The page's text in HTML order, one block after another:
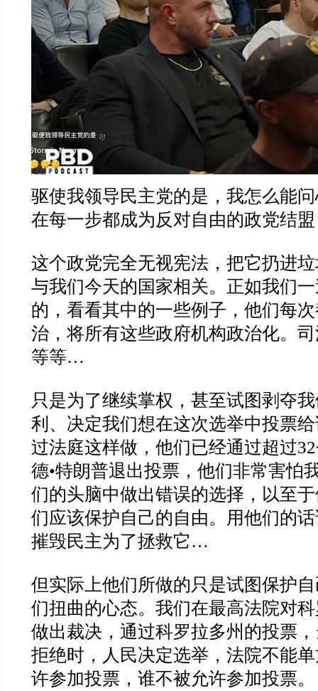
驱使我领导民主党的是，我怎么能
在每一步都成为反对自由的政党结
这个政党完全无视宪法，把它扔进
与我们今天的国家相关。正如我们
的，看看其中的一些例子，他们每
治，将所有这些政府机构政治化。
等等…
只是为了继续掌权，甚至试图剥夺
利、决定我们想在这次选举中投票
过法庭这样做，他们已经通过超过
德•特朗普退出投票，他们非常害怕
们的头脑中做出错误的选择，以至
们应该保护自己的自由。用他们的
摧毁民主为了拯救它…
但实际上他们所做的只是试图保护
们扭曲的心态。我们在最高法院对
做出裁决，通过科罗拉多州的投票
拒绝时，人民决定选举，法院不能
许参加投票，谁不被允许参加投票。